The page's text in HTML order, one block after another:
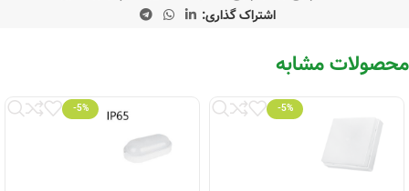
اشتراک گذاری:
محصولات مشابه
-5%
-5%